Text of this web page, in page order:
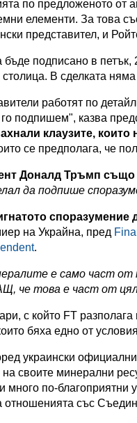
по предложеното от
елементи. За това
представител, и
подписано в петък,
столица. В сделката
работят по
подпишем", казва
клаузите, които
се предполага, че
Доналд Тръмп
да подпише
споразумение
на Украйна, пред
.
е само част
че това е част от
с който FT разполага
бяха едно от
украински
своите минерални
много по-благоприятни
със